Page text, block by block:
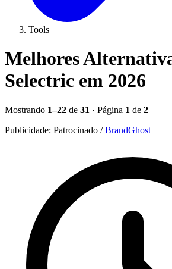
Tools
Melhores
Selectric em 2026
Mostrando 1–22 de 31 · Página 1 de 2
Publicidade: Patrocinado / BrandGhost